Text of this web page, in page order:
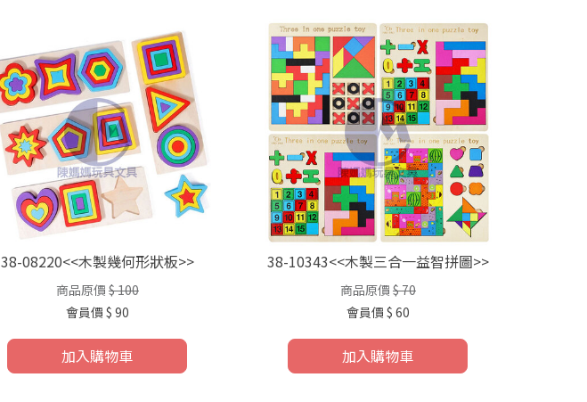
38-08220<<木製幾何形狀板>>
商品原價 $ 100
會員價 $ 90
加入購物車
38-10343<<木製三合一益智拼圖>>
商品原價 $ 70
會員價 $ 60
加入購物車